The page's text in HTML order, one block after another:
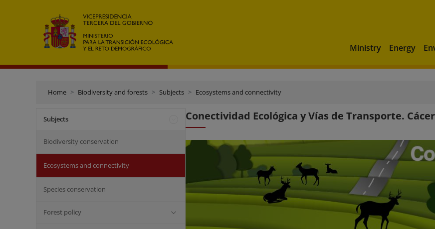
Ministry Energy
Home Biodiversity and forests Subjects Ecosystems and connectivity
Subjects
Biodiversity conservation
Ecosystems and connectivity
Species conservation
Forest policy
Conectividad Ecológica y Vías de Transporte.